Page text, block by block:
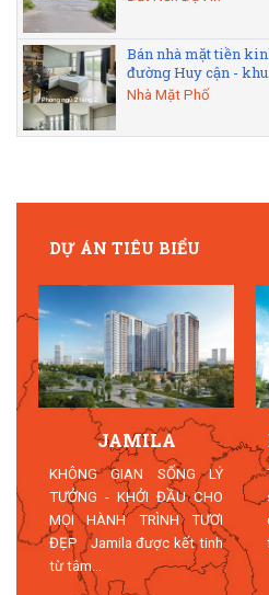
Bán nhà mặt tiền
đường Huy cận - khu...
Nhà Mặt Phố
DỰ ÁN TIÊU BIỂU
JAMILA
KHÔNG GIAN SỐNG LÝ
TƯỞNG - KHỞI ĐẦU CHO
MỌI HÀNH TRÌNH TƯƠI
ĐẸP Jamila được kết tinh
từ tâm...